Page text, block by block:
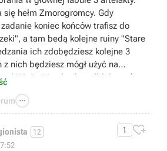
hełm Zmorogromcy. Gdy
koniec końców trafisz do
a tam bedą kolejne ruiny "Stare
ich zdobędziesz kolejne 3
nich będziesz mógł użyć na
Wieżą Morską, by odblokować
że pomogłem :)

12 1 